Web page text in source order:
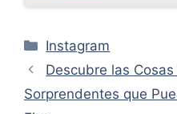
Categorías
Instagram
Descubre las
Sorprendentes que